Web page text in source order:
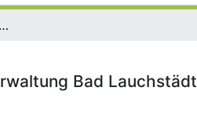
Amtsblätter ; Nr. 25 / Hrsg.: Die Bürgermeisterin, Stadtverwaltung Bad Lauchstädt
Bad Lauchstädt